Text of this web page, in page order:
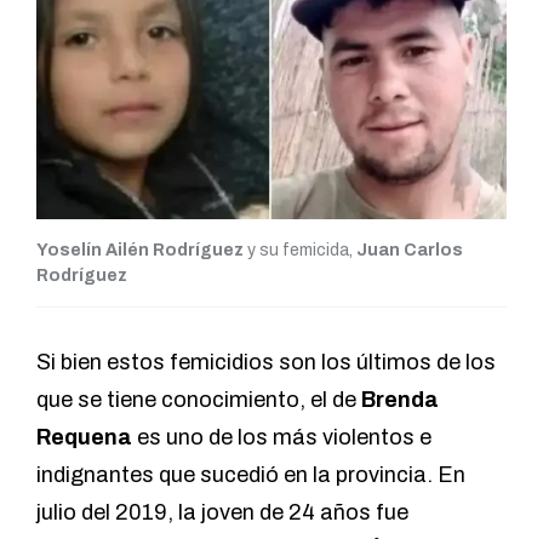
Yoselín Ailén Rodríguez y su femicida, Juan Carlos
Rodríguez
Si bien estos femicidios son los últimos de los
que se tiene conocimiento, el de Brenda
Requena es uno de los más violentos e
indignantes que sucedió en la provincia. En
julio del 2019, la joven de 24 años fue